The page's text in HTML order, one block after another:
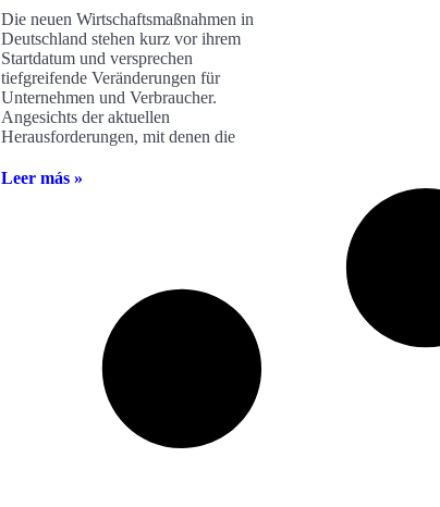
Die neuen Wirtschaftsmaßnahmen in
Deutschland stehen kurz vor ihrem
Startdatum und versprechen
tiefgreifende Veränderungen für
Unternehmen und Verbraucher.
Angesichts der aktuellen
Herausforderungen, mit denen die
Leer más »